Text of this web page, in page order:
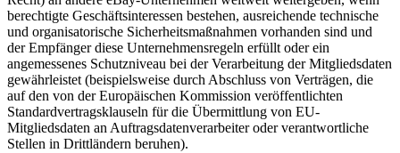
berechtigte Geschäftsinteressen bestehen, ausreichende technische
und organisatorische Sicherheitsmaßnahmen vorhanden sind und
der Empfänger diese Unternehmensregeln erfüllt oder ein
angemessenes Schutzniveau bei der Verarbeitung der Mitgliedsdaten
gewährleistet (beispielsweise durch Abschluss von Verträgen, die
auf den von der Europäischen Kommission veröffentlichten
Standardvertragsklauseln für die Übermittlung von EU-
Mitgliedsdaten an Auftragsdatenverarbeiter oder verantwortliche
Stellen in Drittländern beruhen).